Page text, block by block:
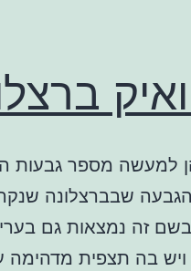
הן למעשה מספר גבעות
שבברצלונה
זה נמצאות גם בערים
בה תצפית מדהימה